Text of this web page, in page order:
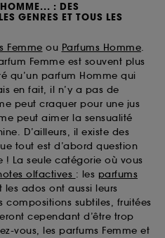
: DES
GENRES ET TOUS LES
Femme ou Parfums Homme.
Femme est souvent plus
qu’un parfum Homme qui
en fait, il n’y a pas de
peut craquer pour une jus
peut aimer la sensualité
D’ailleurs, il existe des
tout est d’abord question
La seule catégorie où vous
olfactives : les parfums
les ados ont aussi leurs
subtiles, fruitées
cependant d’être trop
vous, les parfums Femme et